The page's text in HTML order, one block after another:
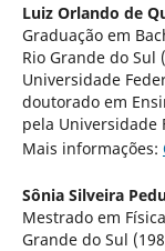
Luiz Orlando de
Graduação em
Rio Grande do Sul
Universidade
doutorado em
pela Universidade
Mais informações:
Sônia Silveira
Mestrado em
Grande do Sul